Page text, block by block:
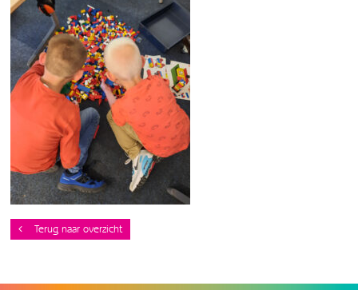
Terug naar overzicht